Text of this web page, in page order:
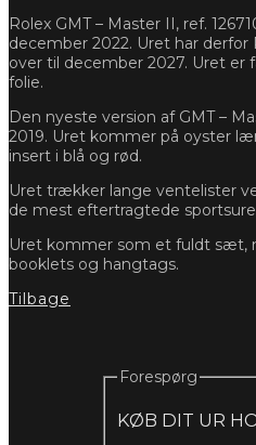
Rolex GMT – Master II, ref.
december 2022. Uret har derfor
over til december 2027. Uret er
folie.
Den nyeste version af GMT –
2019. Uret kommer på oyster
insert i blå og rød.
Uret trækker lange ventelister
de mest eftertragtede sportsure
Uret kommer som et fuldt sæt,
booklets og hangtags.
Tilbage
Forespørg
KØB DIT UR